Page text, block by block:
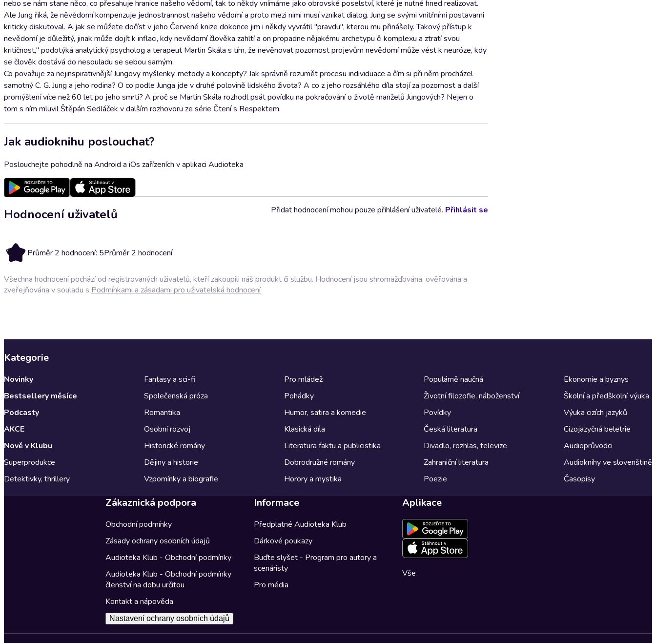
nebo se nám stane něco, co přesahuje hranice našeho vědomí, tak to někdy vnímáme jako obrovské poselství, které je nutné hned realizovat.
Ale Jung říká, že něvědomí kompenzuje jednostrannost našeho vědomí a proto mezi nimi musí vznikat dialog. Jung se svými vnitřními postavami
kriticky diskutoval. A jak se můžete dočíst v jeho Červené knize dokonce jim i někdy vyvrátil "pravdu", kterou mu přinášely. Takový přístup k
nevědomí je důležitý, jinak může dojít k inflaci, kdy nevědomí člověka zahltí a on propadne nějakému archetypu či komplexu a ztratí svou
kritičnost," podotýká analytický psycholog a terapeut Martin Skála s tím, že nevěnovat pozornost projevům nevědomí může vést k neuróze, kdy
se člověk dostává do nesouladu se sebou samým.
Co považuje za nejinspirativnější Jungovy myšlenky, metody a koncepty? Jak správně rozumět procesu individuace a čím si při něm procházel
samotný C. G. Jung a jeho rodina? O co podle Junga jde v druhé polovině lidského života? A co z jeho rozsáhlého díla stojí za pozornost a další
promýšlení více než 60 let po jeho smrti? A proč se Martin Skála rozhodl psát povídku na pokračování o životě manželů Jungových? Nejen o
tom s ním mluvil Štěpán Sedláček v dalším rozhovoru ze série Čtení s Respektem.
Jak audioknihu poslouchat?
Poslouchejte pohodlně na Android a iOs zařízeních v aplikaci Audioteka
Hodnocení uživatelů
5 Průměr 2 hodnocení: 5Průměr 2 hodnocení
Přidat hodnocení mohou pouze přihlášení uživatelé. Přihlásit se
Všechna hodnocení pochází od registrovaných uživatelů, kteří zakoupili náš produkt či službu. Hodnocení jsou shromažďována, ověřována a
zveřejňována v souladu s Podmínkami a zásadami pro uživatelská hodnocení
Kategorie
Novinky
Bestsellery měsíce
Podcasty
AKCE
Nově v Klubu
Superprodukce
Detektivky, thrillery
Fantasy a sci-fi
Společenská próza
Romantika
Osobní rozvoj
Historické romány
Dějiny a historie
Vzpomínky a biografie
Pro mládež
Pohádky
Humor, satira a komedie
Klasická díla
Literatura faktu a publicistika
Dobrodružné romány
Horory a mystika
Populárně naučná
Životní filozofie, náboženství
Povídky
Česká literatura
Divadlo, rozhlas, televize
Zahraniční literatura
Poezie
Ekonomie a byznys
Školní a předškolní výuka
Výuka cizích jazyků
Cizojazyčná beletrie
Audioprůvodci
Audioknihy ve slovenštině
Časopisy
Zákaznická podpora
Obchodní podmínky
Zásady ochrany osobních údajů
Audioteka Klub - Obchodní podmínky
Audioteka Klub - Obchodní podmínky
členství na dobu určitou
Kontakt a nápověda
Nastavení ochrany osobních údajů
Informace
Předplatné Audioteka Klub
Dárkové poukazy
Buďte slyšet - Program pro autory a
scenáristy
Pro média
Aplikace
Vše